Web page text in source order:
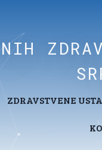
ZDRAVSTVENE